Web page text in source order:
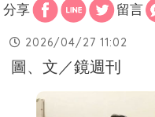
分享 留言
2026/04/27 11:02
圖、文／鏡週刊